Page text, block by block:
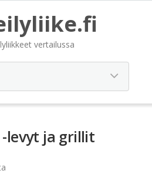
vertailussa
levyt ja grillit